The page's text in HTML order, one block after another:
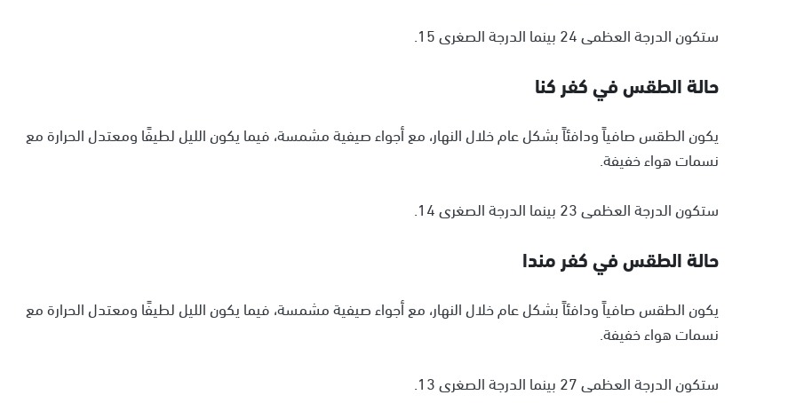
ستكون الدرجة العظمى 24 بينما الدرجة الصغرى 15.
حالة الطقس في كفر كنا
يكون الطقس صافياً ودافئاً بشكل عام خلال النهار، مع أجواء صيفية مشمسة، فيما يكون الليل لطيفًا ومعتدل الحرارة مع
نسمات هواء خفيفة.
ستكون الدرجة العظمى 23 بينما الدرجة الصغرى 14.
حالة الطقس في كفر مندا
يكون الطقس صافياً ودافئاً بشكل عام خلال النهار، مع أجواء صيفية مشمسة، فيما يكون الليل لطيفًا ومعتدل الحرارة مع
نسمات هواء خفيفة.
ستكون الدرجة العظمى 27 بينما الدرجة الصغرى 13.